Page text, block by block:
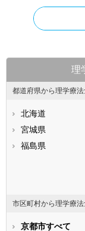
理
都道府県から理学療
北海道
宮城県
福島県
石川県
静岡県
市区町村から理学療
京都市すべて